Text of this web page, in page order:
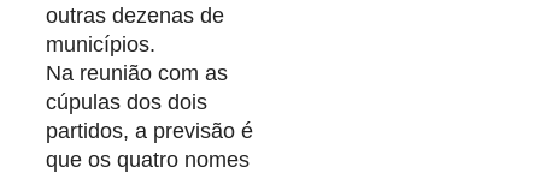
outras dezenas de
municípios.
Na reunião com as
cúpulas dos dois
partidos, a previsão é
que os quatro nomes